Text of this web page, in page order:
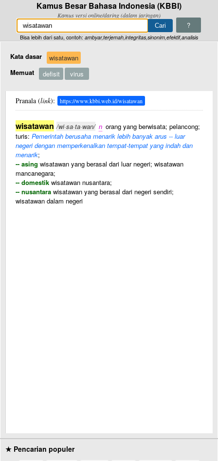
Kamus Besar Bahasa Indonesia (KBBI)
Kamus versi online/daring (dalam jaringan)
?
Bisa lebih dari satu, contoh: ambyar,terjemah,integritas,sinonim,efektif,analisis
Kata dasar
wisatawan
Memuat
defisit virus
Pranala (link): https://www.kbbi.web.id/wisatawan
wisatawan /wi·sa·ta·wan/ n orang yang berwisata; pelancong;
turis: Pemerintah berusaha menarik lebih banyak arus -- luar
negeri dengan memperkenalkan tempat-tempat yang indah dan
menarik;
-- asing wisatawan yang berasal dari luar negeri; wisatawan
mancanegara;
-- domestik wisatawan nusantara;
-- nusantara wisatawan yang berasal dari negeri sendiri;
wisatawan dalam negeri
★ Pencarian populer